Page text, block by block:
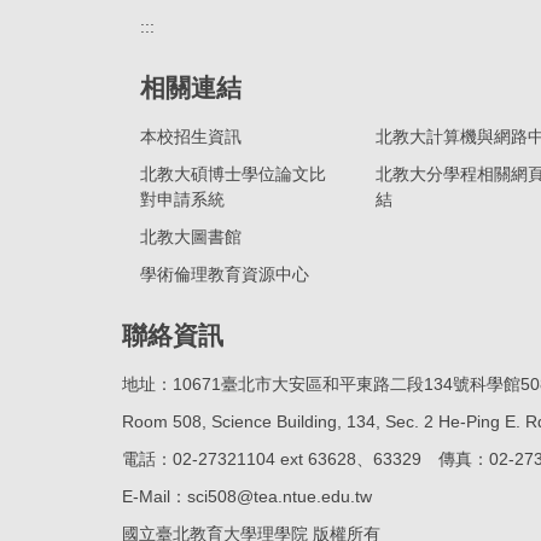
:::
相關連結
本校招生資訊
北教大碩博士學位論文比
對申請系統
北教大圖書館
學術倫理教育資源中心
北教大計算機與網路
北教大分學程相關網
結
聯絡資訊
地址：10671臺北市大安區和平東路二段134號科學館
Room 508, Science Building, 134, Sec. 2 He-Ping E.
電話：02-27321104 ext 63628、63329 傳真：02-
E-Mail：sci508@tea.ntue.edu.tw
國立臺北教育大學理學院 版權所有